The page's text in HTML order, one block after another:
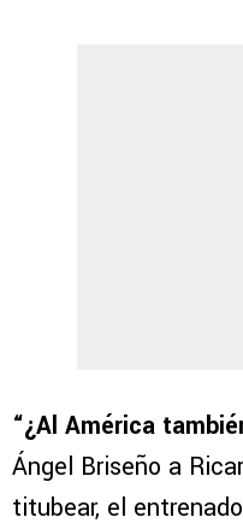
“¿Al América
Ángel Briseño a
titubear, el